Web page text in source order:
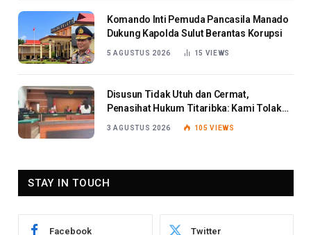
Komando Inti Pemuda Pancasila Manado
Dukung Kapolda Sulut Berantas Korupsi
5 AGUSTUS 2026 15 VIEWS
Disusun Tidak Utuh dan Cermat,
Penasihat Hukum Titaribka: Kami Tolak
Tanggapan Jaksa
3 AGUSTUS 2026 105VIEWS
STAY IN TOUCH
Facebook Twitter